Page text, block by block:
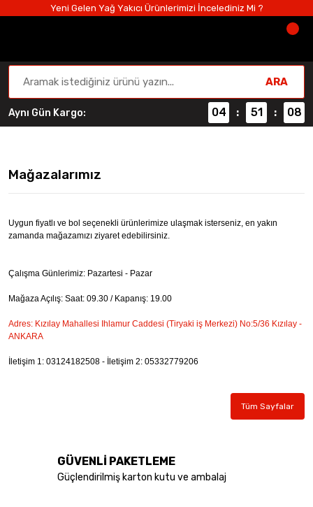
Yeni Gelen Yağ Yakıcı Ürünlerimizi İncelediniz Mi ?
ARA
Aynı Gün Kargo: 04 : 51 : 08
Mağazalarımız
Uygun fiyatlı ve bol seçenekli ürünlerimize ulaşmak isterseniz, en yakın
zamanda mağazamızı ziyaret edebilirsiniz.
Çalışma Günlerimiz: Pazartesi - Pazar
Mağaza Açılış: Saat: 09.30 / Kapanış: 19.00
Adres: Kızılay Mahallesi Ihlamur Caddesi (Tiryaki iş Merkezi) No:5/36 Kızılay -
ANKARA
İletişim 1: 03124182508 - İletişim 2: 05332779206
Tüm Sayfalar
GÜVENLİ PAKETLEME
Güçlendirilmiş karton kutu ve ambalaj